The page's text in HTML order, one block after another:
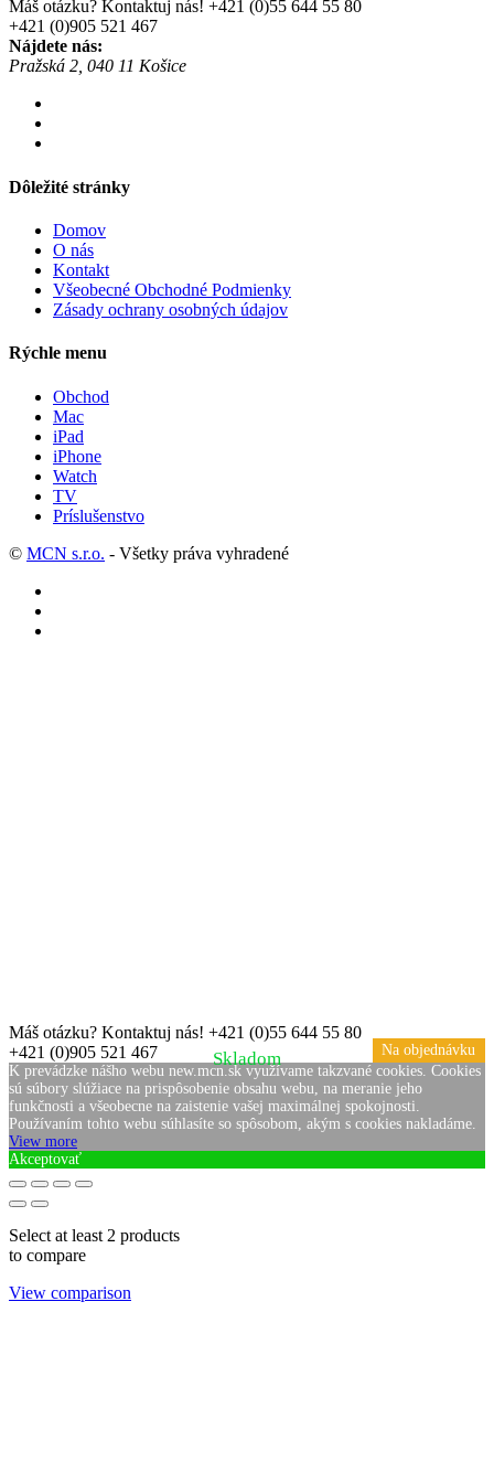
Na objednávku
Na objednávku
Skladom
Máš otázku? Kontaktuj nás! +421 (0)55 644 55 80
+421 (0)905 521 467
Nájdete nás:
Pražská 2, 040 11 Košice
Dôležité stránky
Domov
O nás
Kontakt
Všeobecné Obchodné Podmienky
Zásady ochrany osobných údajov
Rýchle menu
Obchod
Mac
iPad
iPhone
Watch
TV
Príslušenstvo
© MCN s.r.o. - Všetky práva vyhradené
Máš otázku? Kontaktuj nás! +421 (0)55 644 55 80
+421 (0)905 521 467
K prevádzke nášho webu new.mcn.sk využívame takzvané cookies. Cookies
sú súbory slúžiace na prispôsobenie obsahu webu, na meranie jeho
funkčnosti a všeobecne na zaistenie vašej maximálnej spokojnosti.
Používaním tohto webu súhlasíte so spôsobom, akým s cookies nakladáme.
View more
Akceptovať
Select at least 2 products
to compare
View comparison